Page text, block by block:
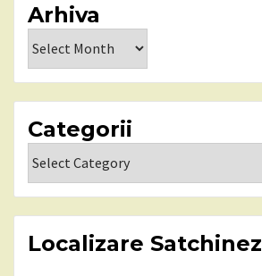
Arhiva
Categorii
Localizare Satchinez